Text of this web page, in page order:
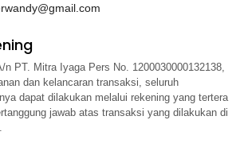
PT. Mitra Iyaga Pers No. 1200030000132138,
dan kelancaran transaksi, seluruh
dapat dilakukan melalui rekening yang tertera
jawab atas transaksi yang dilakukan di